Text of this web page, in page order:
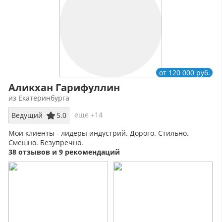
Аликхан Гарифуллин
от 120 000 руб.
из Екатеринбурга
Ведущий
5.0
еще +14
Мои клиенты - лидеры индустрий. Дорого. Стильно.
Смешно. Безупречно.
38 отзывов и 9 рекомендаций